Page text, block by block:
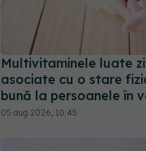
Multivitaminele luate
asociate cu o stare
bună la persoanele în
05 aug 2026, 10:45